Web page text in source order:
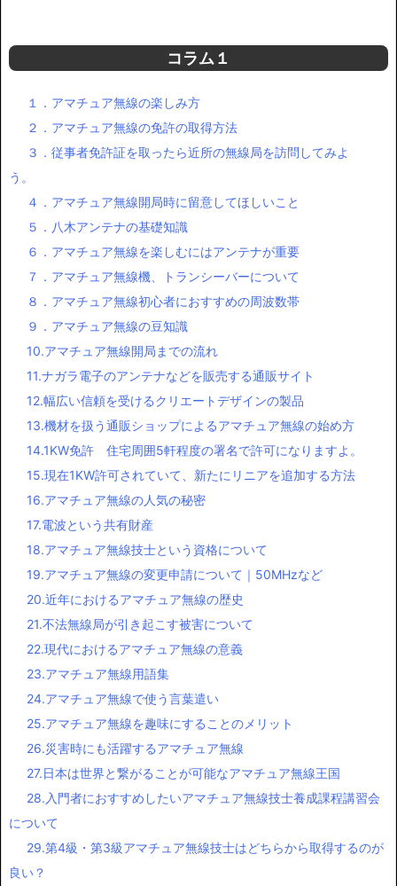
ベンチャー Bencher
フィルター
第四級アマチュア無線技士講習会
コラム１
１．アマチュア無線の楽しみ方
２．アマチュア無線の免許の取得方法
３．従事者免許証を取ったら近所の無線局を訪問してみよ
う。
４．アマチュア無線開局時に留意してほしいこと
５．八木アンテナの基礎知識
６．アマチュア無線を楽しむにはアンテナが重要
７．アマチュア無線機、トランシーバーについて
８．アマチュア無線初心者におすすめの周波数帯
９．アマチュア無線の豆知識
10.アマチュア無線開局までの流れ
11.ナガラ電子のアンテナなどを販売する通販サイト
12.幅広い信頼を受けるクリエートデザインの製品
13.機材を扱う通販ショップによるアマチュア無線の始め方
14.1KW免許 住宅周囲5軒程度の署名で許可になりますよ。
15.現在1KW許可されていて、新たにリニアを追加する方法
16.アマチュア無線の人気の秘密
17.電波という共有財産
18.アマチュア無線技士という資格について
19.アマチュア無線の変更申請について｜50MHzなど
20.近年におけるアマチュア無線の歴史
21.不法無線局が引き起こす被害について
22.現代におけるアマチュア無線の意義
23.アマチュア無線用語集
24.アマチュア無線で使う言葉遣い